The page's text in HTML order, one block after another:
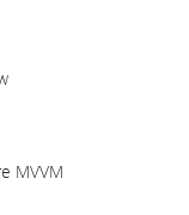
MVVM